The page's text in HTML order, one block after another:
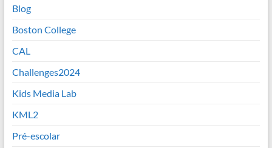
Blog
Boston College
CAL
Challenges2024
Kids Media Lab
KML2
Pré-escolar